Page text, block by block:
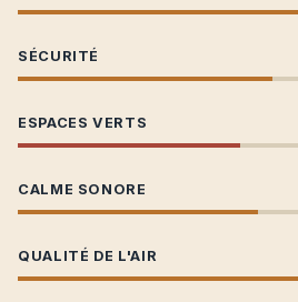
SÉCURITÉ
ESPACES VERTS
CALME SONORE
QUALITÉ DE L'AIR